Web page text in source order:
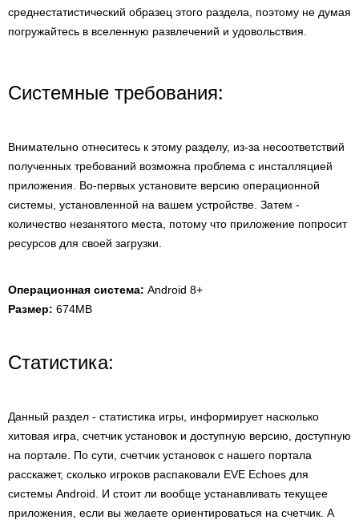
среднестатистический образец этого раздела, поэтому не думая
погружайтесь в вселенную развлечений и удовольствия.
Системные требования:
Внимательно отнеситесь к этому разделу, из-за несоответствий
полученных требований возможна проблема с инсталляцией
приложения. Во-первых установите версию операционной
системы, установленной на вашем устройстве. Затем -
количество незанятого места, потому что приложение попросит
ресурсов для своей загрузки.
Операционная система: Android 8+
Размер: 674MB
Статистика:
Данный раздел - статистика игры, информирует насколько
хитовая игра, счетчик установок и доступную версию, доступную
на портале. По сути, счетчик установок с нашего портала
расскажет, сколько игроков распаковали EVE Echoes для
системы Android. И стоит ли вообще устанавливать текущее
приложения, если вы желаете ориентироваться на счетчик. А